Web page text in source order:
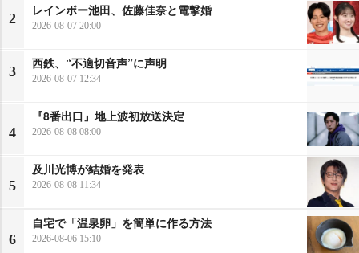
2
レインボー池田、佐藤佳奈と電撃婚
2026-08-07 20:00
3
西鉄、“不適切音声”に声明
2026-08-07 12:34
4
『8番出口』地上波初放送決定
2026-08-08 08:00
5
及川光博が結婚を発表
2026-08-08 11:34
6
自宅で「温泉卵」を簡単に作る方法
2026-08-06 15:10